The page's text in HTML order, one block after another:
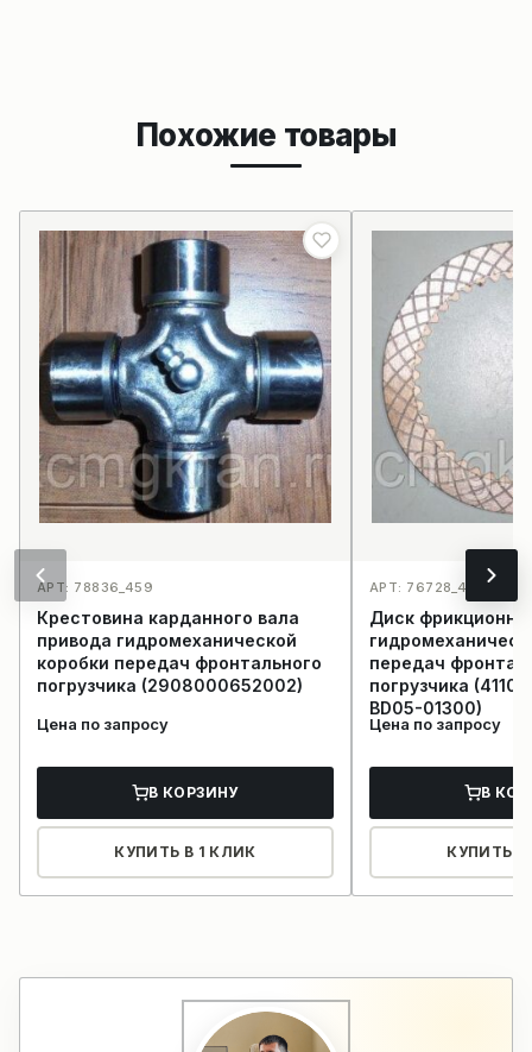
Похожие товары
АРТ: 78836_459
Крестовина карданного вала
привода гидромеханической
коробки передач фронтального
погрузчика (2908000652002)
Цена по запросу
В КОРЗИНУ
КУПИТЬ В 1 КЛИК
АРТ: 76728_445
Диск
передач
погрузчика
BD05-01300)
Цена по запросу
В
КУПИТЬ В